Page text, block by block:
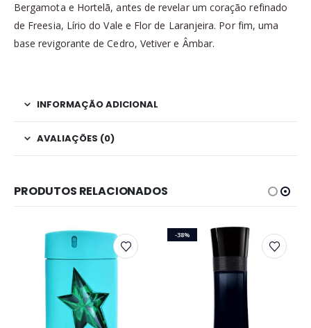
Bergamota e Hortelã, antes de revelar um coração refinado
de Freesia, Lírio do Vale e Flor de Laranjeira. Por fim, uma
base revigorante de Cedro, Vetiver e Âmbar.
INFORMAÇÃO ADICIONAL
AVALIAÇÕES (0)
PRODUTOS RELACIONADOS
-38%